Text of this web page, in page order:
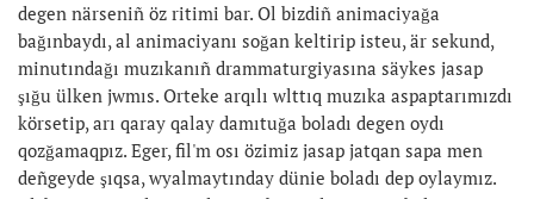
degen närseniñ öz ritimi bar. Ol bizdiñ animaciyağa
bağınbaydı, al animaciyanı soğan keltirip isteu, är sekund,
minutındağı muzıkanıñ drammaturgiyasına säykes jasap
şığu ülken jwmıs. Orteke arqılı wlttıq muzıka aspaptarımızdı
körsetip, arı qaray qalay damıtuğa boladı degen oydı
qozğamaqpız. Eger, fil'm osı özimiz jasap jatqan sapa men
deñgeyde şıqsa, wyalmaytınday dünie boladı dep oylaymız.